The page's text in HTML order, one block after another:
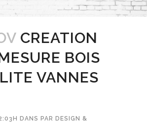
CREATION
BOIS
VANNES
DANS PAR DESIGN &